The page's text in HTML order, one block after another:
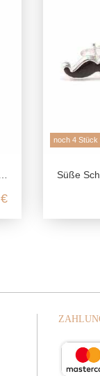
noch 4 Stück
Süße